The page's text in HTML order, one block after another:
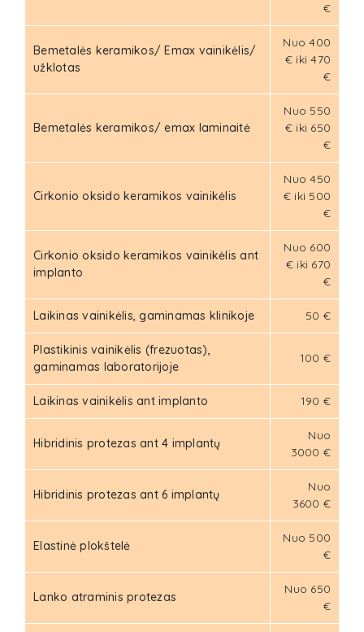
€
Bemetalės keramikos/ Emax vainikėlis/
užklotas
Nuo 400
€ iki 470
€
Bemetalės keramikos/ emax laminaitė
Nuo 550
€ iki 650
€
Cirkonio oksido keramikos vainikėlis
Nuo 450
€ iki 500
€
Cirkonio oksido keramikos vainikėlis ant
implanto
Nuo 600
€ iki 670
€
Laikinas vainikėlis, gaminamas klinikoje 50 €
Plastikinis vainikėlis (frezuotas),
gaminamas laboratorijoje
100 €
Laikinas vainikėlis ant implanto 190 €
Hibridinis protezas ant 4 implantų
Nuo
3000 €
Hibridinis protezas ant 6 implantų
Nuo
3600 €
Elastinė plokštelė
Nuo 500
€
Lanko atraminis protezas
Nuo 650
€